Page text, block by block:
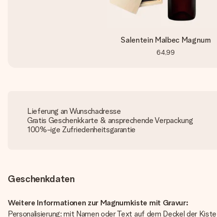
Salentein Malbec Magnum
64,99
Lieferung an Wunschadresse
Gratis Geschenkkarte & ansprechende Verpackung
100%-ige Zufriedenheitsgarantie
Geschenkdaten
Weitere Informationen zur Magnumkiste mit Gravur:
Personalisierung: mit Namen oder Text auf dem Deckel der